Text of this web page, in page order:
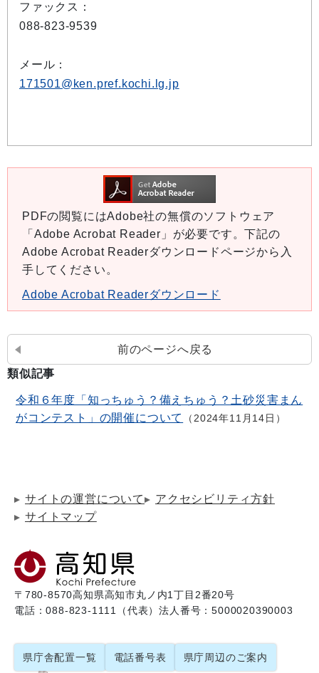
ファックス：
088-823-9539
メール：
171501@ken.pref.kochi.lg.jp
PDFの閲覧にはAdobe社の無償のソフトウェア
「Adobe Acrobat Reader」が必要です。下記の
Adobe Acrobat Readerダウンロードページから入
手してください。
Adobe Acrobat Readerダウンロード
前のページへ戻る
類似記事
令和６年度「知っちゅう？備えちゅう？土砂災害まん
がコンテスト」の開催について
2024年11月14日
サイトの運営について
アクセシビリティ方針
サイトマップ
〒780-8570高知県高知市丸ノ内1丁目2番20号
電話：088-823-1111（代表）法人番号：5000020390003
県庁舎配置一覧 電話番号表 県庁周辺のご案内